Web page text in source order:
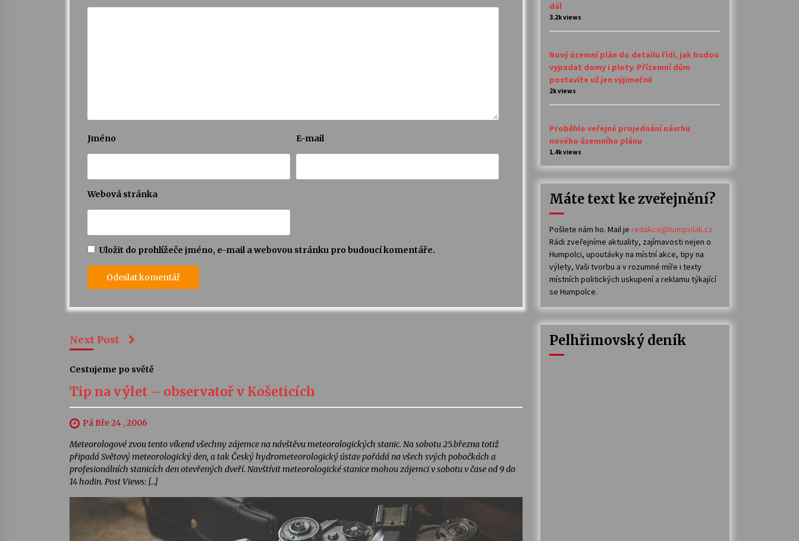
Jméno E-mail
Webová stránka
Uložit do prohlížeče jméno, e-mail a webovou stránku pro budoucí komentáře.
Next Post
Cestujeme po světě
Tip na výlet – observatoř v Košeticích
Pá Bře 24 , 2006
Meteorologové zvou tento víkend všechny zájemce na návštěvu meteorologických stanic. Na sobotu 25.března totiž
připadá Světový meteorologický den, a tak Český hydrometeorologický ústav pořádá na všech svých pobočkách a
profesionálních stanicích den otevřených dveří. Navštívit meteorologické stanice mohou zájemci v sobotu v čase od 9 do
14 hodin. Post Views: […]
dál
3.2k views
Nový územní plán do detailu řídí, jak budou
vypadat domy i ploty. Přízemní dům
postavíte už jen výjimečně
2k views
Proběhlo veřejné projednání návrhu
nového územního plánu
1.4k views
Máte text ke zveřejnění?
Pošlete nám ho. Mail je redakce@humpolak.cz
Rádi zveřejníme aktuality, zajímavosti nejen o
Humpolci, upoutávky na místní akce, tipy na
výlety, Vaši tvorbu a v rozumné míře i texty
místních politických uskupení a reklamu týkající
se Humpolce.
Pelhřimovský deník